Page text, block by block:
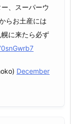
、スーパーウ
らお土産には
に来たら必ず
December